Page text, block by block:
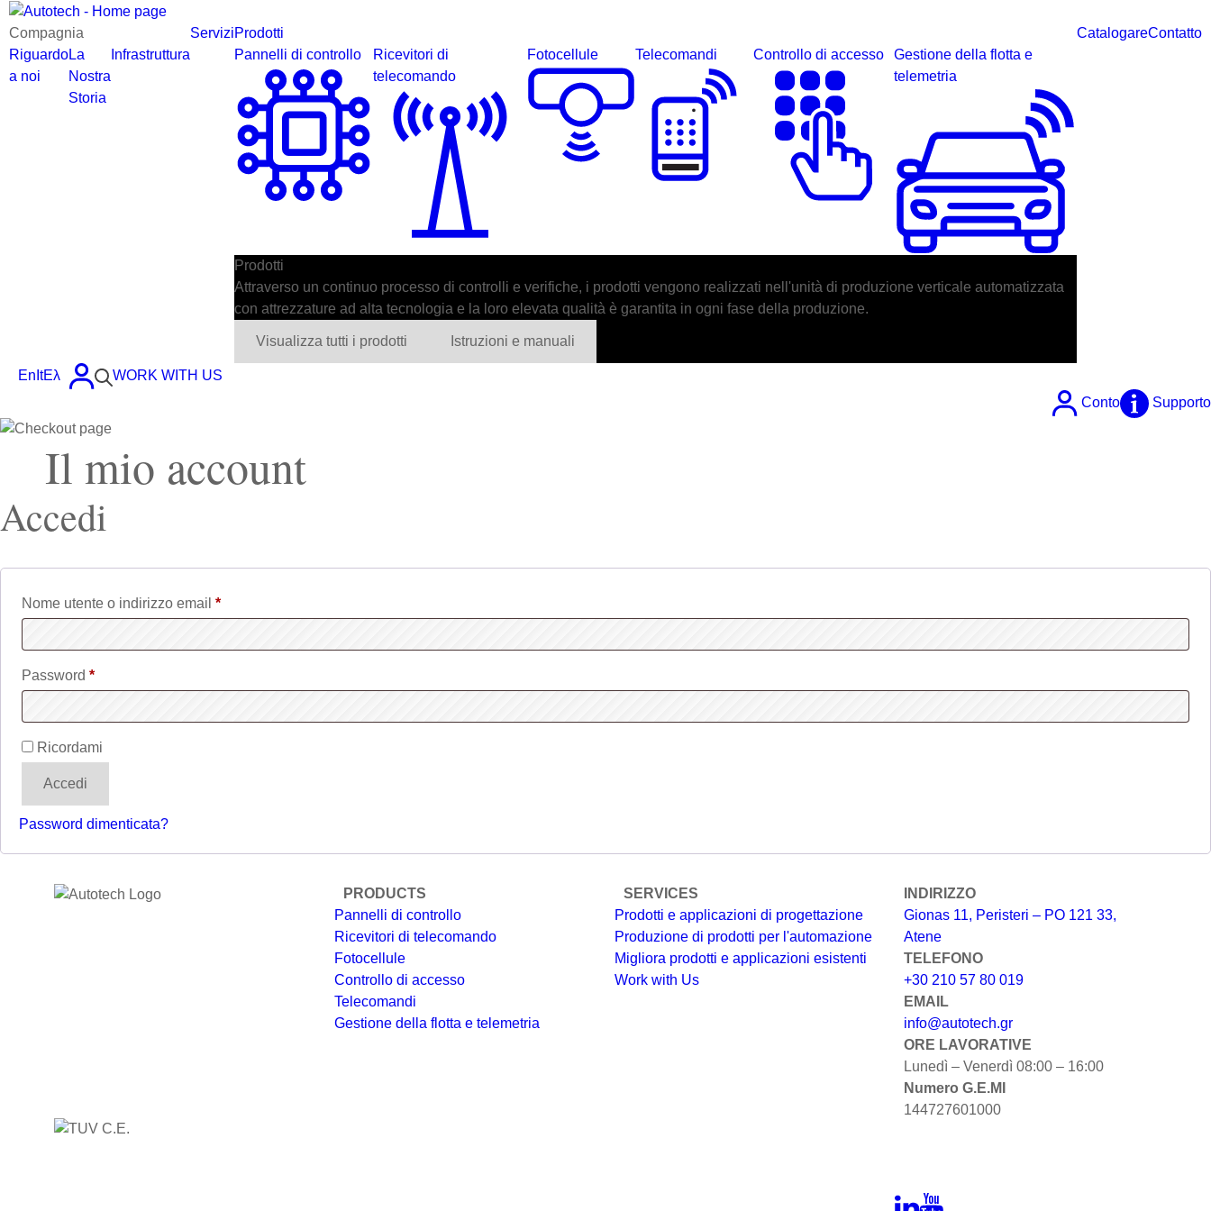
Compagnia
Riguardo
a noi
La
Nostra
Storia
Infrastruttura
ServiziProdotti
Pannelli di controllo
Ricevitori di
telecomando
Fotocellule Telecomandi Controllo di accesso
Gestione della flotta e
telemetria
Prodotti
Attraverso un continuo processo di controlli e verifiche, i prodotti vengono realizzati nell'unità di produzione verticale automatizzata
con attrezzature ad alta tecnologia e la loro elevata qualità è garantita in ogni fase della produzione.
Visualizza tutti i prodotti Istruzioni e manuali
CatalogareContatto
En ItΕλ
WORK WITH US
Conto
Supporto
Il mio account
Accedi
Nome utente o indirizzo email *
Password *
Ricordami
Accedi
Password dimenticata?
PRODUCTS
Pannelli di controllo
Ricevitori di telecomando
Fotocellule
Controllo di accesso
Telecomandi
Gestione della flotta e telemetria
SERVICES
Prodotti e applicazioni di progettazione
Produzione di prodotti per l'automazione
Migliora prodotti e applicazioni esistenti
Work with Us
INDIRIZZO
Gionas 11, Peristeri – PO 121 33,
Atene
TELEFONO
+30 210 57 80 019
EMAIL
info@autotech.gr
ORE LAVORATIVE
Lunedì – Venerdì 08:00 – 16:00
Numero G.E.MI
144727601000